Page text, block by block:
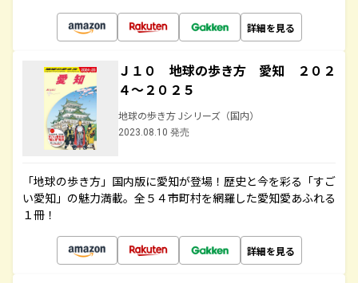
詳細を見る
Ｊ１０ 地球の歩き方 愛知 ２０２
４～２０２５
地球の歩き方 Jシリーズ（国内）
2023.08.10 発売
「地球の歩き方」国内版に愛知が登場！歴史と今を彩る「すご
い愛知」の魅力満載。全５４市町村を網羅した愛知愛あふれる
１冊！
詳細を見る